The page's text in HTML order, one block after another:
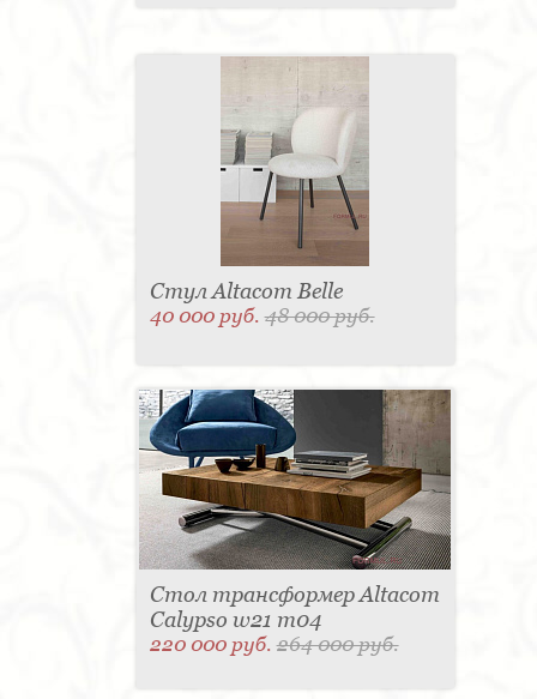
Стул Altacom Belle
40 000 руб.48 000 руб.
Стол трансформер Altacom
Calypso w21 m04
220 000 руб.264 000 руб.